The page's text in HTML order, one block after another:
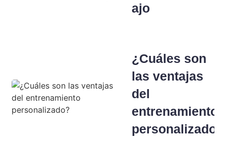
ajo
¿Cuáles son
las ventajas
del
entrenamiento
personalizado?